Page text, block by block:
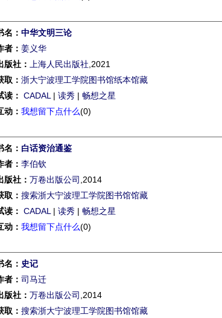
名： 中华文明三论
者： 姜义华
版社：
上海人民出版社 ,2021
取： 浙大宁波理工学院图书馆纸本馆藏
读： CADAL | 读秀 | 畅想之星
动： 我想留下点什么(0)
名： 白话资治通鉴
者： 李伯钦
版社： 万卷出版公司 ,2014
取： 搜索浙大宁波理工学院图书馆馆藏
读： CADAL | 读秀 | 畅想之星
动： 我想留下点什么(0)
名： 史记
者： 司马迁
版社： 万卷出版公司 ,2014
取： 搜索浙大宁波理工学院图书馆馆藏